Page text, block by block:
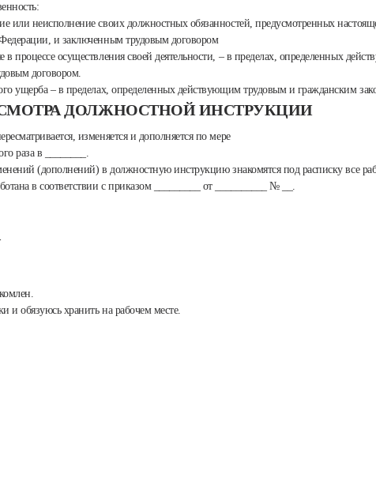
или неисполнение своих должностных обязанностей, предусмотренных
Федерации, и заключенным трудовым договором
процессе осуществления своей деятельности, – в пределах, определенных
договором.
ущерба – в пределах, определенных действующим трудовым и гражданским
ДОЛЖНОСТНОЙ ИНСТРУКЦИИ
изменяется и дополняется по мере
раза в ________.
(дополнений) в должностную инструкцию знакомятся под расписку все
в соответствии с приказом _________ от __________ № __.
и обязуюсь хранить на рабочем месте.